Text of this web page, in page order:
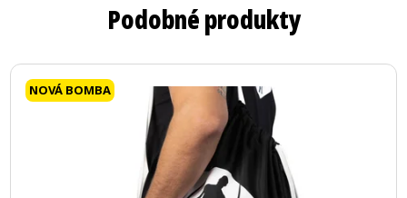
Podobné produkty
NOVÁ BOMBA